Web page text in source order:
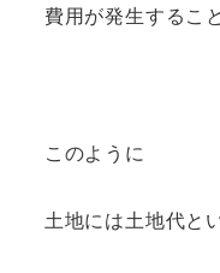
費用が発生するこ
このように
土地には土地代と